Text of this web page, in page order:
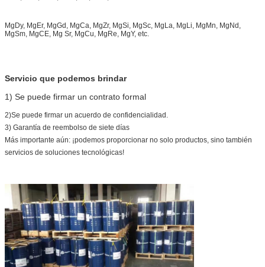
MgDy, MgEr, MgGd, MgCa, MgZr, MgSi, MgSc, MgLa, MgLi, MgMn, MgNd,
MgSm, MgCE, Mg Sr, MgCu, MgRe, MgY, etc.
Servicio que podemos brindar
1) Se puede firmar un contrato formal
2)Se puede firmar un acuerdo de confidencialidad.
3) Garantía de reembolso de siete días
Más importante aún: ¡podemos proporcionar no solo productos, sino también
servicios de soluciones tecnológicas!